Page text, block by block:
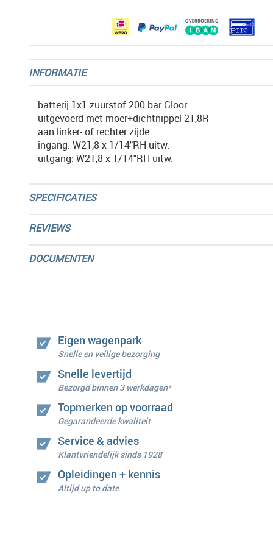
INFORMATIE
batterij 1x1 zuurstof 200 bar Gloor
uitgevoerd met moer+dichtnippel 21,8R
aan linker- of rechter zijde
ingang: W21,8 x 1/14"RH uitw.
uitgang: W21,8 x 1/14"RH uitw.
SPECIFICATIES
REVIEWS
DOCUMENTEN
Eigen wagenpark
Snelle en veilige bezorging
Snelle levertijd
Bezorgd binnen 3 werkdagen*
Topmerken op voorraad
Gegarandeerde kwaliteit
Service & advies
Klantvriendelijk sinds 1928
Opleidingen + kennis
Altijd up to date